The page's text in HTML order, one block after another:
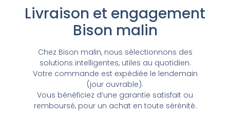
Livraison et engagement
Bison malin
Chez Bison malin, nous sélectionnons des
solutions intelligentes, utiles au quotidien.
Votre commande est expédiée le lendemain
(jour ouvrable).
Vous bénéficiez d’une garantie satisfait ou
remboursé, pour un achat en toute sérénité.